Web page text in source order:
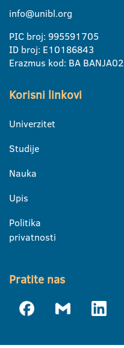
info@unibl.org
PIC broj: 995591705
ID broj: E10186843
Erazmus kod: BA BANJA02
Korisni linkovi
Univerzitet
Studije
Nauka
Upis
Politika
privatnosti
Pratite nas